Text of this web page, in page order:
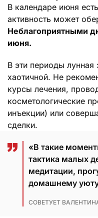
В календаре июня
активность может
Неблагоприятными
июня.
В эти периоды лунная
хаотичной. Не
курсы лечения,
косметологические
инъекции) или
сделки.
«В такие
тактика малых
медитации,
домашнему
СОВЕТУЕТ